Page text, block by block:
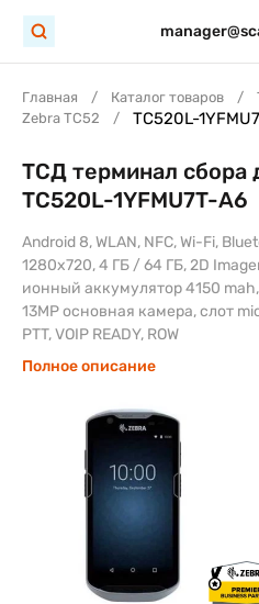
Главная Каталог товаров
Zebra TC52
TC520L-
ТСД терминал сбора
TC520L-1YFMU7T-A6
Android 8, WLAN, NFC, Wi-Fi,
1280x720, 4 ГБ / 64 ГБ, 2D
ионный аккумулятор 4150
13MP основная камера, слот
PTT, VOIP READY, ROW
Полное описание